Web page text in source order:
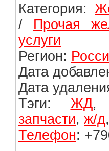
Категория:
/ Прочая
услуги
Регион:
Дата
Дата
Тэги: ЖД
запчасти, ж/д
Телефон: